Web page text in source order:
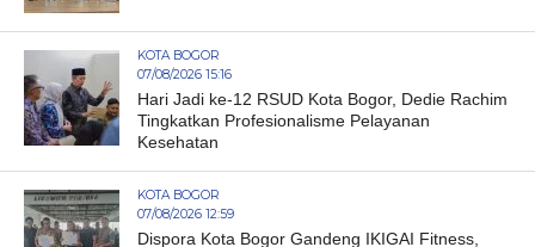
KOTA BOGOR
07/08/2026 15:16
Hari Jadi ke-12 RSUD Kota Bogor, Dedie Rachim
Tingkatkan Profesionalisme Pelayanan
Kesehatan
KOTA BOGOR
07/08/2026 12:59
Dispora Kota Bogor Gandeng IKIGAI Fitness,